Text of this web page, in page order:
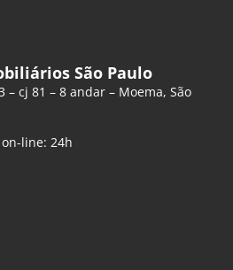
São Paulo
cj 81 – 8 andar – Moema, São
line: 24h